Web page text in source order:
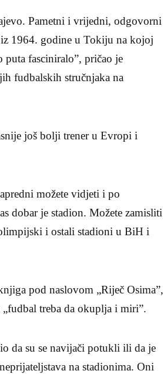
Pametni i vrijedni, odgovorni
1964. godine u Tokiju na kojoj
fasciniralo”, pričao je
fudbalskih stručnjaka na
još bolji trener u Evropi i
možete vidjeti i po
dobar je stadion. Možete zamisliti
i ostali stadioni u BiH i
pod naslovom „Riječ Osima”,
treba da okuplja i miri”.
da su se navijači potukli ili da je
na stadionima. Oni